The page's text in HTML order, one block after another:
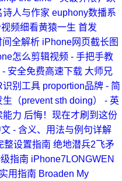
诗人与作家 euphony数播系
频细看黄猿一生 首发
全解析 iPhone网页截长图
怎么剪辑视频 - 手把手教
安全免费高速下载 大师兄
识别工具 proportion品牌 - 简
（prevent sth doing） - 英
能力 后悔！现在才刷到这份
- 含义、用法与例句详解
整设置指南 绝地潜兵2飞矛
指南 iPhone7LONGWEN
用指南 Broaden My